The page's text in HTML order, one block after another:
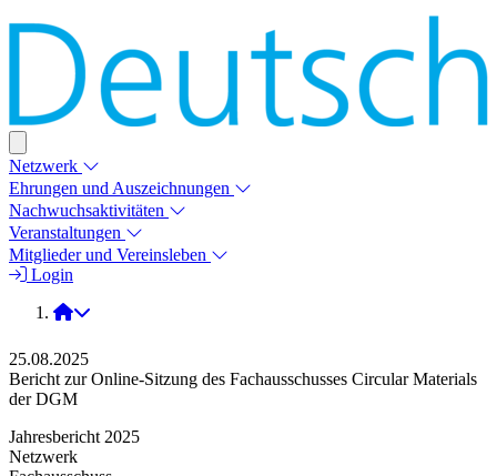
Netzwerk
Ehrungen und Auszeichnungen
Nachwuchsaktivitäten
Veranstaltungen
Mitglieder und Vereinsleben
Login
2025
25.08.2025
Bericht zur Online-Sitzung des Fachausschusses Circular Materials
der DGM
Jahresbericht 2025
Netzwerk